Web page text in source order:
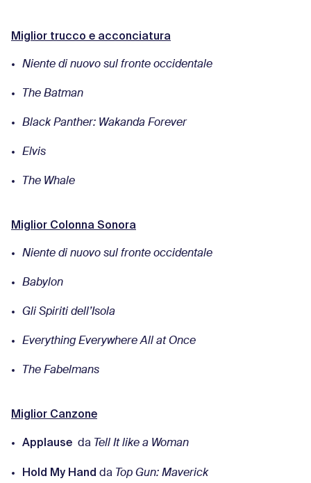
Miglior trucco e acconciatura
Niente di nuovo sul fronte occidentale
The Batman
Black Panther: Wakanda Forever
Elvis
The Whale
Miglior Colonna Sonora
Niente di nuovo sul fronte occidentale
Babylon
Gli Spiriti dell’Isola
Everything Everywhere All at Once
The Fabelmans
Miglior Canzone
Applause da Tell It like a Woman
Hold My Hand da Top Gun: Maverick